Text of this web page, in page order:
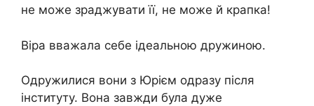
не може зраджувати її, не може й крапка!
Віра вважала себе ідеальною дружиною.
Одружилися вони з Юрієм одразу після
інституту. Вона завжди була дуже